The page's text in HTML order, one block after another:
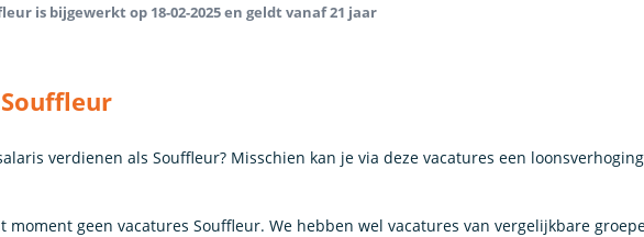
is bijgewerkt op 18-02-2025 en geldt vanaf 21 jaar
verdienen als Souffleur? Misschien kan je via deze vacatures een
moment geen vacatures Souffleur. We hebben wel vacatures van vergelijkbare